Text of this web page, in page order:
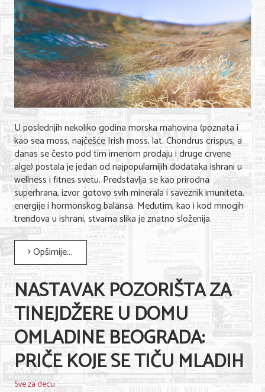
Sve za decu
Kuća i bašta
Gastronomija
Sport i rekreacija
Zdravlje i medicina
Hobi i razonoda
UPIS FIRMI
MARKETING
KONTAKT
O NAMA
U poslednjih nekoliko godina morska mahovina (poznata i
kao sea moss, najčešće Irish moss, lat. Chondrus crispus, a
danas se često pod tim imenom prodaju i druge crvene
alge) postala je jedan od najpopularnijih dodataka ishrani u
wellness i fitnes svetu. Predstavlja se kao prirodna
superhrana, izvor gotovo svih minerala i saveznik imuniteta,
energije i hormonskog balansa. Međutim, kao i kod mnogih
trendova u ishrani, stvarna slika je znatno složenija.
Opširnije...
NASTAVAK POZORIŠTA ZA
TINEJDŽERE U DOMU
OMLADINE BEOGRADA:
PRIČE KOJE SE TIČU MLADIH
Sve za decu